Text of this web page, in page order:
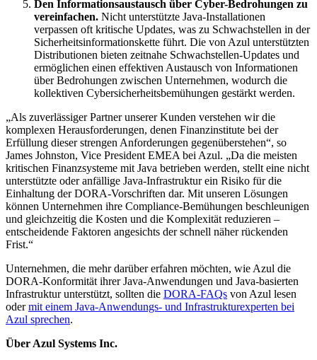
Den Informationsaustausch über Cyber-Bedrohungen zu
vereinfachen. Nicht unterstützte Java-Installationen
verpassen oft kritische Updates, was zu Schwachstellen in der
Sicherheitsinformationskette führt. Die von Azul unterstützten
Distributionen bieten zeitnahe Schwachstellen-Updates und
ermöglichen einen effektiven Austausch von Informationen
über Bedrohungen zwischen Unternehmen, wodurch die
kollektiven Cybersicherheitsbemühungen gestärkt werden.
„Als zuverlässiger Partner unserer Kunden verstehen wir die
komplexen Herausforderungen, denen Finanzinstitute bei der
Erfüllung dieser strengen Anforderungen gegenüberstehen“, so
James Johnston, Vice President EMEA bei Azul. „Da die meisten
kritischen Finanzsysteme mit Java betrieben werden, stellt eine nicht
unterstützte oder anfällige Java-Infrastruktur ein Risiko für die
Einhaltung der DORA-Vorschriften dar. Mit unseren Lösungen
können Unternehmen ihre Compliance-Bemühungen beschleunigen
und gleichzeitig die Kosten und die Komplexität reduzieren –
entscheidende Faktoren angesichts der schnell näher rückenden
Frist.“
Unternehmen, die mehr darüber erfahren möchten, wie Azul die
DORA-Konformität ihrer Java-Anwendungen und Java-basierten
Infrastruktur unterstützt, sollten die DORA-FAQs von Azul lesen
odermit einem Java-Anwendungs- und Infrastrukturexperten bei
Azul sprechen.
Über Azul Systems Inc.